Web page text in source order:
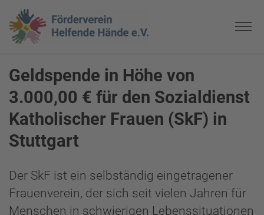
Geldspende in Höhe von
3.000,00 € für den Sozialdienst
Katholischer Frauen (SkF) in
Stuttgart
Der SkF ist ein selbständig eingetragener
Frauenverein, der sich seit vielen Jahren für
Menschen in schwierigen Lebenssituationen